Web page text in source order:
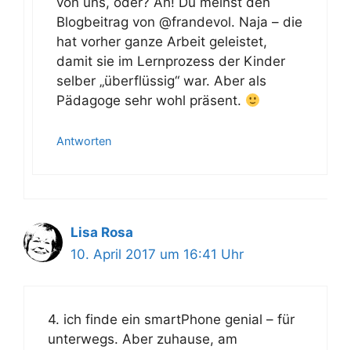
Blogbeitrag von @frandevol. Naja – die
hat vorher ganze Arbeit geleistet,
damit sie im Lernprozess der Kinder
selber „überflüssig“ war. Aber als
Pädagoge sehr wohl präsent.
Antworten
Lisa Rosa
10. April 2017 um 16:41 Uhr
4. ich finde ein smartPhone genial – für
unterwegs. Aber zuhause, am